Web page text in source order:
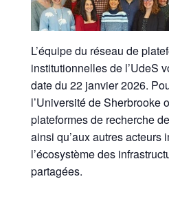
L’équipe du réseau de
institutionnelles de l’UdeS
date du 22 janvier 2026.
l’Université de Sherbrooke
plateformes de recherche
ainsi qu’aux autres acteurs
l’écosystème des
partagées.